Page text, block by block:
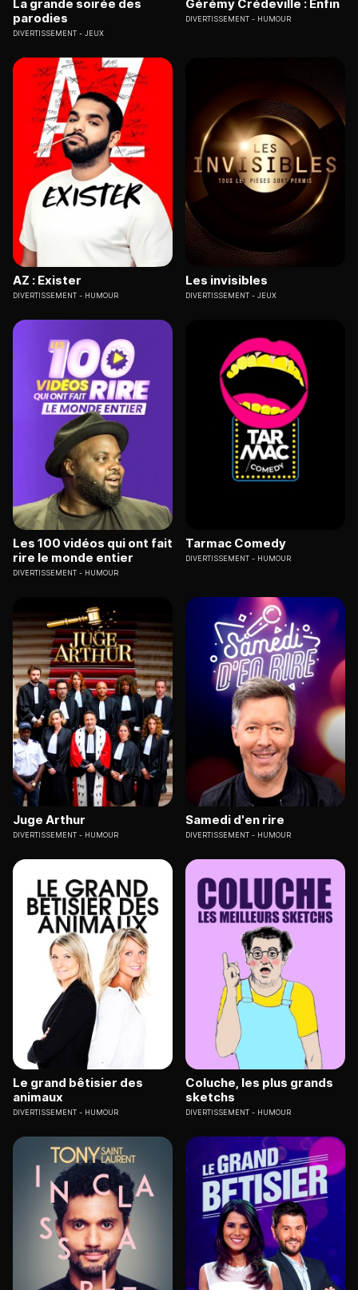
La grande soirée des
parodies
DIVERTISSEMENT JEUX
Gérémy Crédeville : Enfin
DIVERTISSEMENT HUMOUR
AZ : Exister
DIVERTISSEMENT HUMOUR
Les invisibles
DIVERTISSEMENT JEUX
Les 100 vidéos qui ont fait
rire le monde entier
DIVERTISSEMENT HUMOUR
Tarmac Comedy
DIVERTISSEMENT HUMOUR
Juge Arthur
DIVERTISSEMENT HUMOUR
Samedi d'en rire
DIVERTISSEMENT HUMOUR
Le grand bêtisier des
animaux
DIVERTISSEMENT HUMOUR
Coluche, les plus grands
sketchs
DIVERTISSEMENT HUMOUR